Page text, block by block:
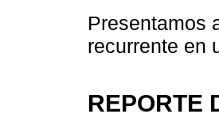
Presentamos
recurrente en
REPORTE